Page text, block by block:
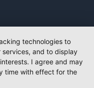
technologies to
and to display
I agree and may
time with effect for the